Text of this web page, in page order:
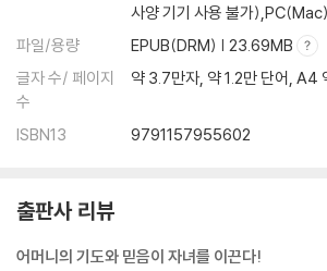
사양 기기 사용 불가),PC(Mac)
파일/용량
EPUB(DRM) | 23.69MB
글자 수/ 페이지
수
약 3.7만자, 약 1.2만 단어, A4
ISBN13 9791157955602
출판사 리뷰
어머니의 기도와 믿음이 자녀를 이끈다!